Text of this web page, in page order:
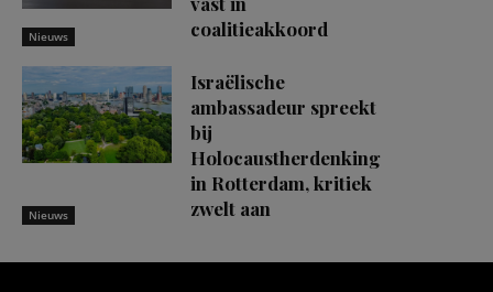
Nieuws
coalitieakkoord
Nieuws
Israëlische
ambassadeur spreekt
bij
Holocaustherdenking
in Rotterdam, kritiek
zwelt aan